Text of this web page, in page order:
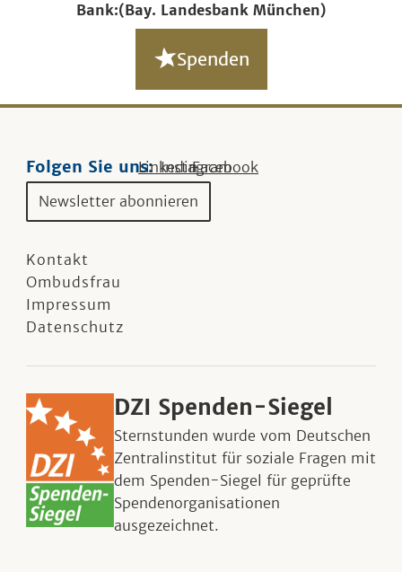
Bank:(Bay. Landesbank München)
Spenden
Folgen Sie uns:Linkedin
Instagram
Facebook
Newsletter abonnieren
Kontakt
Ombudsfrau
Impressum
Datenschutz
DZI Spenden-Siegel
Sternstunden wurde vom Deutschen
Zentralinstitut für soziale Fragen mit
dem Spenden-Siegel für geprüfte
Spendenorganisationen
ausgezeichnet.